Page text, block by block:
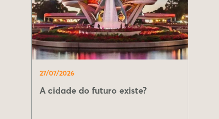
27/07/2026
A cidade do futuro existe?